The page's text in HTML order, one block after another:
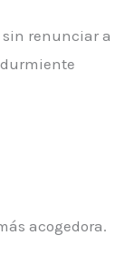
renunciar a
acogedora.